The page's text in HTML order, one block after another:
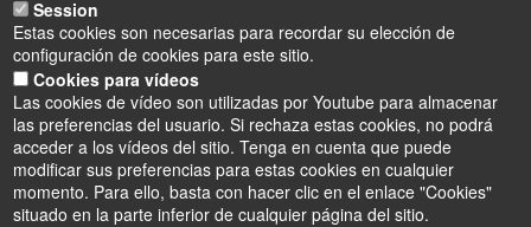
Session
Estas cookies son necesarias para recordar su elección de
configuración de cookies para este sitio.
Cookies para vídeos
Las cookies de vídeo son utilizadas por Youtube para almacenar
las preferencias del usuario. Si rechaza estas cookies, no podrá
acceder a los vídeos del sitio. Tenga en cuenta que puede
modificar sus preferencias para estas cookies en cualquier
momento. Para ello, basta con hacer clic en el enlace "Cookies"
situado en la parte inferior de cualquier página del sitio.